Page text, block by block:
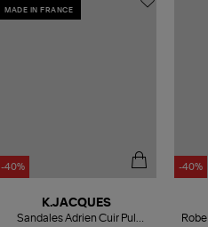
MADE IN FRANCE
-40%
K.JACQUES
Sandales Adrien Cuir Pul
-40%